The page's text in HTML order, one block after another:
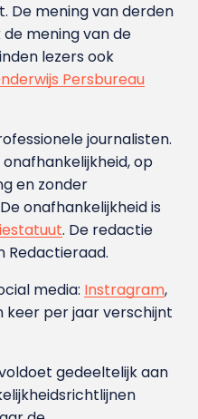
De mening van derden
mening van de
lezers ook
Persbureau
journalisten.
op
en zonder
onafhankelijkheid is
. De redactie
Redactieraad.
media: Instragram,
keer per jaar verschijnt
gedeeltelijk aan